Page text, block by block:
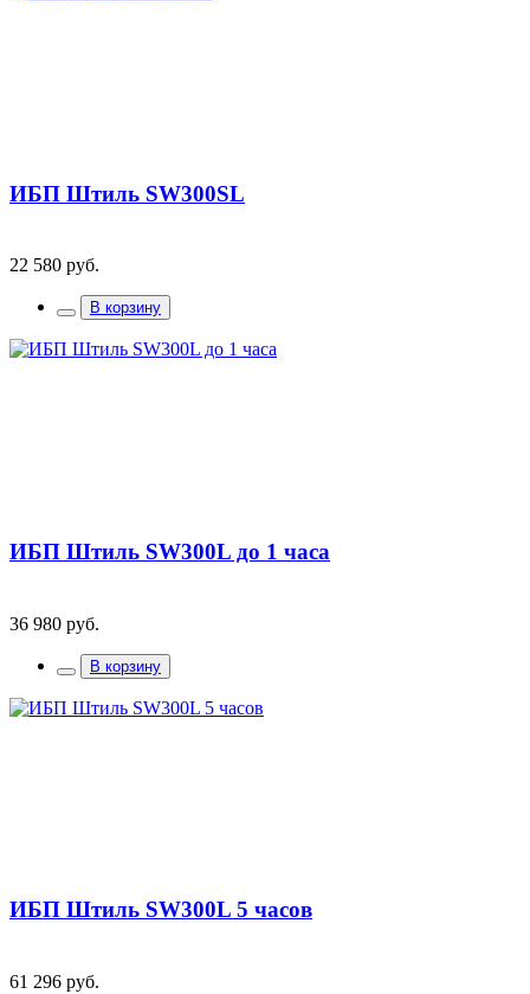
ИБП Штиль SW300SL
22 580 руб.
В корзину
ИБП Штиль SW300L до 1 часа
36 980 руб.
В корзину
ИБП Штиль SW300L 5 часов
61 296 руб.